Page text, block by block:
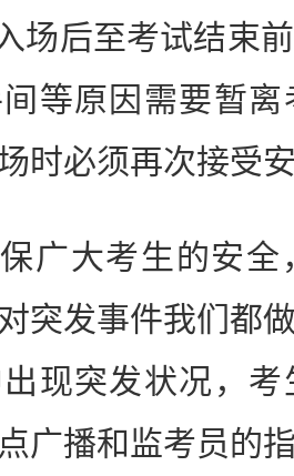
后至考试结束前
等原因需要暂
时必须再次接受
大考生的安全
突发事件我们都
现突发状况，
广播和监考员的